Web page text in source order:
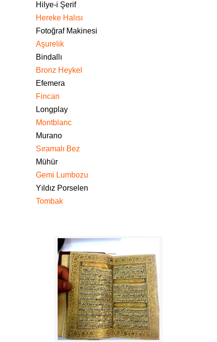
Hilye-i Şerif
Hereke Halısı
Fotoğraf Makinesi
Aşurelik
Bindallı
Bronz Heykel
Efemera
Fincan
Longplay
Montblanc
Murano
Sıramalı Bez
Mühür
Gemi Lumbozu
Yıldız Porselen
Tombak